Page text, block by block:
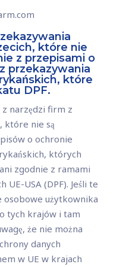
które nie
z przepisami o
przekazywania
które
DPF.
narzędzi firm z
które nie są
o ochronie
których
zgodnie z ramami
USA (DPF). Jeśli te
osobowe użytkownika
tych krajów i tam
że nie można
danych
w UE w krajach